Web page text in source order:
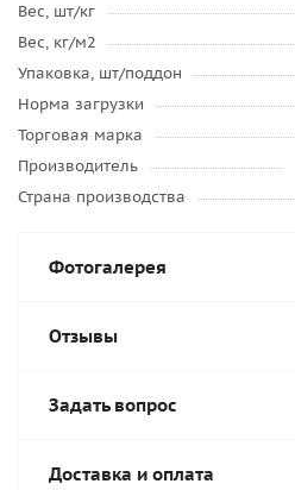
Вес, шт/кг
Вес, кг/м2
Упаковка, шт/поддон
Норма загрузки
Торговая марка
Производитель
Страна производства
Фотогалерея
Отзывы
Задать вопрос
Доставка и оплата